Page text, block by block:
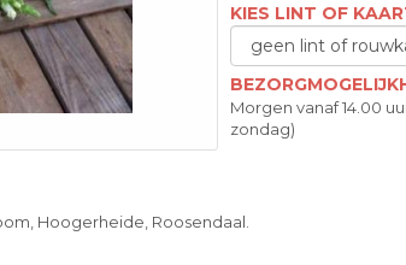
KIES LINT OF
Morgen vanaf 14.00
zondag)
Hoogerheide, Roosendaal.